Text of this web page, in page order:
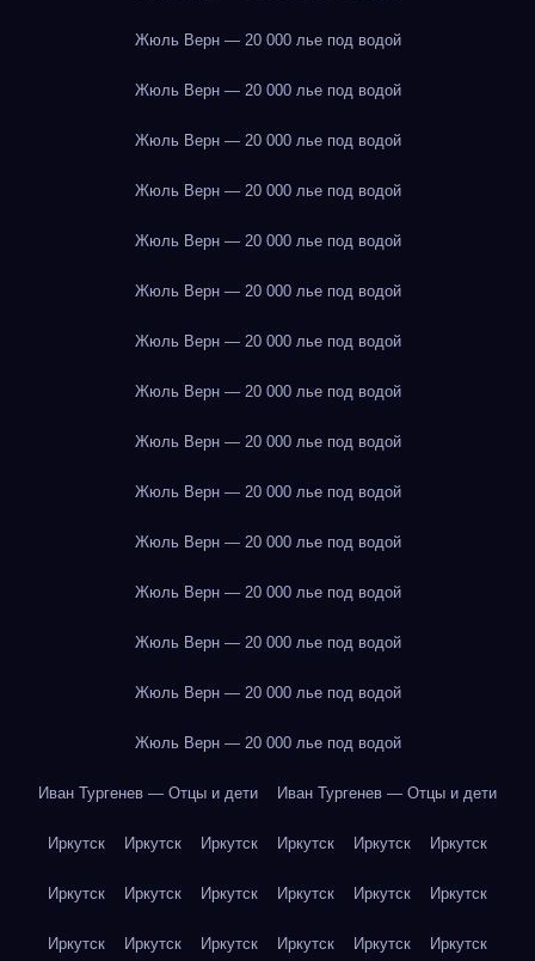
Жюль Верн — 20 000 лье под водой
Жюль Верн — 20 000 лье под водой
Жюль Верн — 20 000 лье под водой
Жюль Верн — 20 000 лье под водой
Жюль Верн — 20 000 лье под водой
Жюль Верн — 20 000 лье под водой
Жюль Верн — 20 000 лье под водой
Жюль Верн — 20 000 лье под водой
Жюль Верн — 20 000 лье под водой
Жюль Верн — 20 000 лье под водой
Жюль Верн — 20 000 лье под водой
Жюль Верн — 20 000 лье под водой
Жюль Верн — 20 000 лье под водой
Жюль Верн — 20 000 лье под водой
Жюль Верн — 20 000 лье под водой
Иван Тургенев — Отцы и дети Иван Тургенев — Отцы и дети
Иркутск Иркутск Иркутск Иркутск Иркутск Иркутск
Иркутск Иркутск Иркутск Иркутск Иркутск Иркутск
Иркутск Иркутск Иркутск Иркутск Иркутск Иркутск